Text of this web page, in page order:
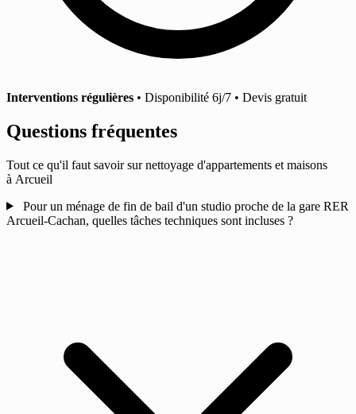
Interventions régulières • Disponibilité 6j/7 • Devis gratuit
Questions fréquentes
Tout ce qu'il faut savoir sur nettoyage d'appartements et maisons
à Arcueil
Pour un ménage de fin de bail d'un studio proche de la gare RER
Arcueil-Cachan, quelles tâches techniques sont incluses ?